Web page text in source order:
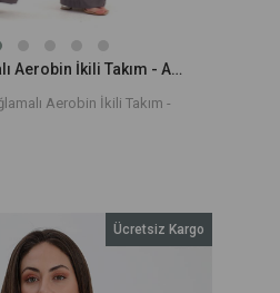
Önden Bağlamalı Aerobin İkili Takım - Antrasit
Aerobin İkili Takım -
Ücretsiz Kargo